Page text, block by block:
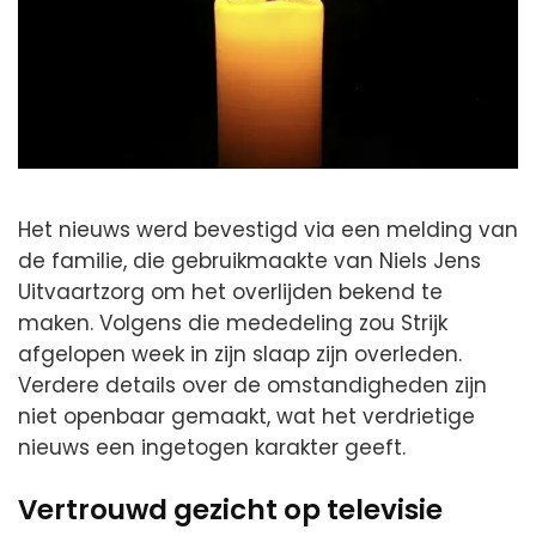
Het nieuws werd bevestigd via een melding van
de familie, die gebruikmaakte van Niels Jens
Uitvaartzorg om het overlijden bekend te
maken. Volgens die mededeling zou Strijk
afgelopen week in zijn slaap zijn overleden.
Verdere details over de omstandigheden zijn
niet openbaar gemaakt, wat het verdrietige
nieuws een ingetogen karakter geeft.
Vertrouwd gezicht op televisie